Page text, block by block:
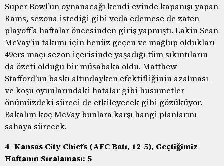
Super Bowl’un oynanacağı kendi evinde kapanışı yapan
Rams, sezona istediği gibi veda edemese de zaten
playoff’a haftalar öncesinden giriş yapmıştı. Lakin Sean
McVay’in takımı için henüz geçen ve mağlup oldukları
49ers maçı sezon içerisinde yaşadığı tüm sıkıntıların
da özeti olduğu bir müsabaka oldu. Matthew
Stafford’un baskı altındayken efektifliğinin azalması
ve koşu oyunlarındaki hatalar gibi husumetler
önümüzdeki süreci de etkileyecek gibi gözüküyor.
Bakalım koç McVay bunlara karşı hangi planlarını
sahaya sürecek.
4- Kansas City Chiefs (AFC Batı, 12-5), Geçtiğimiz
Haftanın Sıralaması: 5